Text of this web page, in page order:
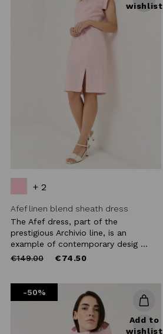
wishlist
+ 2
Afef linen blend sheath dress
The Afef dress, part of the
prestigious Archivio line, is an
example of contemporary desig ...
Price
€149.00to €74.50
-50%
Add to
wishlist